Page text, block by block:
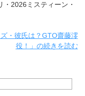
2026ミスティーン・
・彼氏は？GTO齋藤澪
役！」の続きを読む